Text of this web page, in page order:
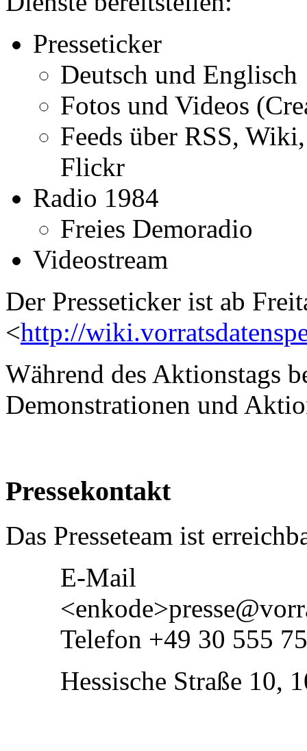
Presseticker
Deutsch und Englisch
Fotos und Videos
Feeds über RSS,
Flickr
Radio 1984
Freies Demoradio
Videostream
Der Presseticker ist ab
<http://
Während des Aktionstags
Demonstrationen und
Pressekontakt
Das Presseteam ist
E-Mail
Telefon +49 30 555
Hessische Straße 10,